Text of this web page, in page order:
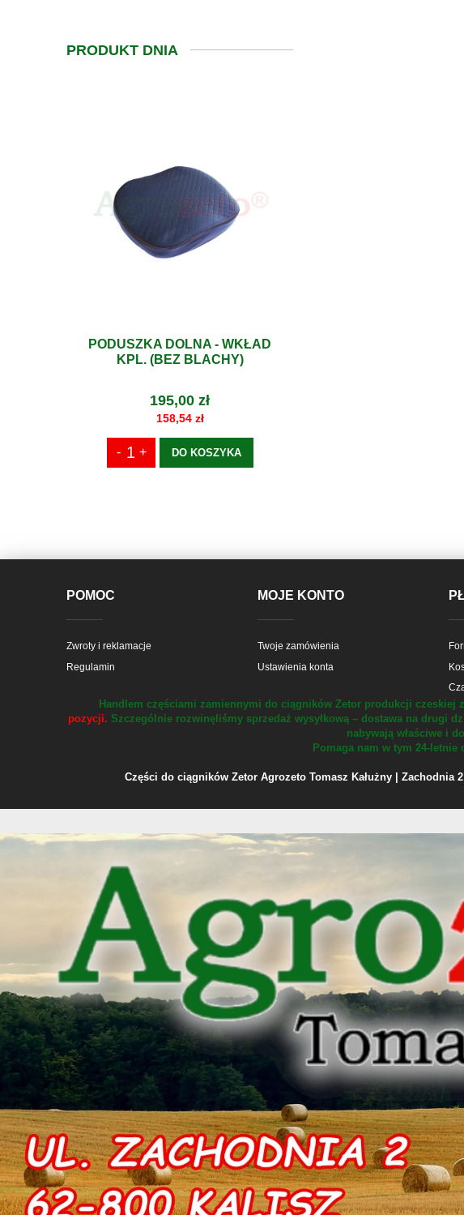
PRODUKT DNIA
PODUSZKA DOLNA - WKŁAD
KPL. (BEZ BLACHY)
195,00 zł
158,54 zł
DO KOSZYKA
POMOC
Zwroty i reklamacje
Regulamin
MOJE KONTO
Twoje zamówienia
Ustawienia konta
Handlem częściami zamiennymi do ciągników Zetor produkcji czeskiej
pozycji. Szczególnie rozwinęliśmy sprzedaż wysyłkową – dostawa na drugi
nabywają właściwe i
Pomaga nam w tym 24-
Części do ciągników Zetor Agrozeto Tomasz Kałużny | Zachodnia